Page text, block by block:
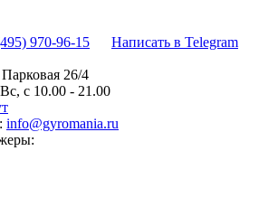
970-96-15
Написать в Telegram
26/4
с 10.00 - 21.00
info@gyromania.ru